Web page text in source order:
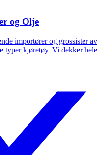
og Olje
importører og grossister av
typer kjøretøy. Vi dekker hele